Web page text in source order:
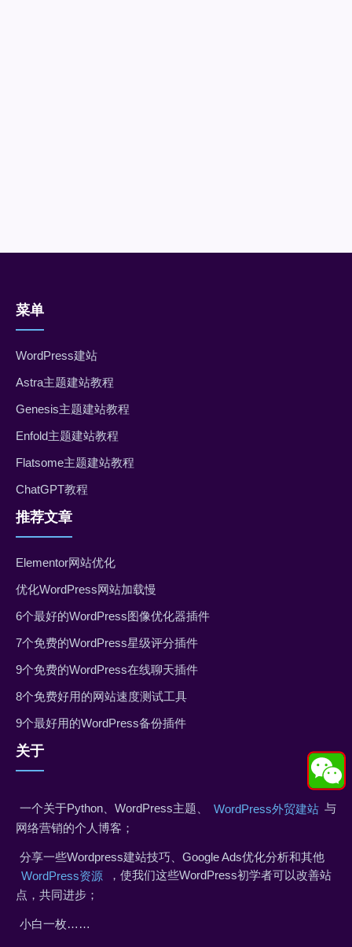
菜单
WordPress建站
Astra主题建站教程
Genesis主题建站教程
Enfold主题建站教程
Flatsome主题建站教程
ChatGPT教程
推荐文章
Elementor网站优化
优化WordPress网站加载慢
6个最好的WordPress图像优化器插件
7个免费的WordPress星级评分插件
9个免费的WordPress在线聊天插件
8个免费好用的网站速度测试工具
9个最好用的WordPress备份插件
关于
一个关于Python、WordPress主题、 WordPress外贸建站 与
网络营销的个人博客；
分享一些Wordpress建站技巧、Google Ads优化分析和其他
WordPress资源
，使我们这些WordPress初学者可以改善站
点，共同进步；
小白一枚……